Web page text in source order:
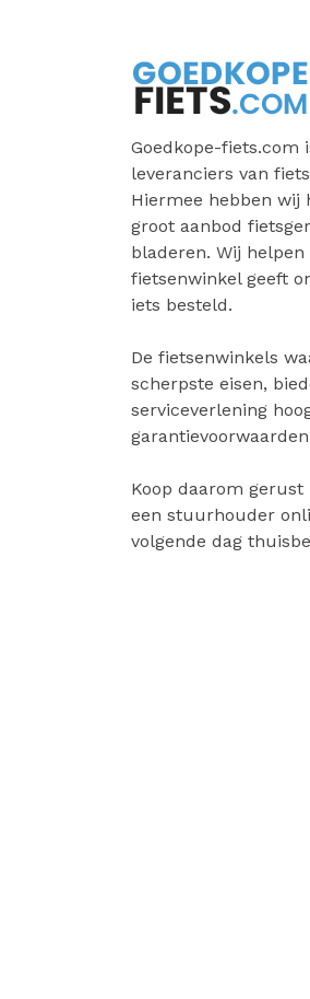
Goedkope-fiets.com
leveranciers van
Hiermee hebben wij
groot aanbod
bladeren. Wij
fietsenwinkel geeft
iets besteld.
De fietsenwinkels
scherpste eisen,
serviceverlening
Koop daarom
een stuurhouder
volgende dag